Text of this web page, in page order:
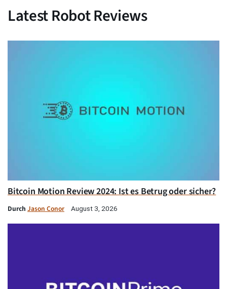
Latest Robot Reviews
Bitcoin Motion Review 2024: Ist es Betrug oder sicher?
Durch Jason Conor August 3, 2026